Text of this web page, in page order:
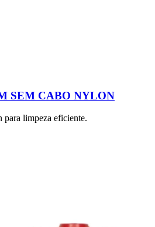
SEM CABO NYLON
para limpeza eficiente.